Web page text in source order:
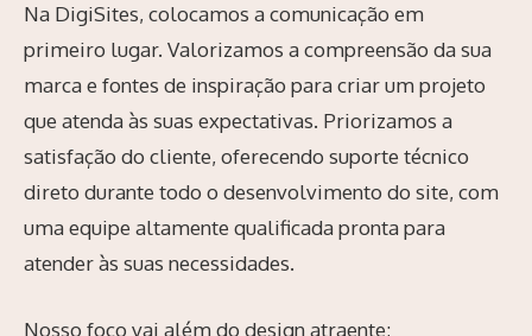
Na DigiSites, colocamos a comunicação em
primeiro lugar. Valorizamos a compreensão da sua
marca e fontes de inspiração para criar um projeto
que atenda às suas expectativas. Priorizamos a
satisfação do cliente, oferecendo suporte técnico
direto durante todo o desenvolvimento do site, com
uma equipe altamente qualificada pronta para
atender às suas necessidades.
Nosso foco vai além do design atraente;